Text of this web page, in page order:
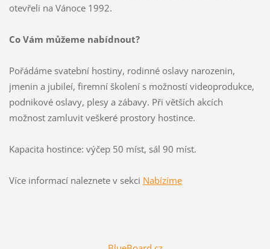
otevřeli na Vánoce 1992.
Co Vám můžeme nabídnout?
Pořádáme svatební hostiny, rodinné oslavy narozenin,
jmenin a jubileí, firemní školení s možností videoprodukce,
podnikové oslavy, plesy a zábavy. Při větších akcích
možnost zamluvit veškeré prostory hostince.
Kapacita hostince: výčep 50 míst, sál 90 míst.
Více informací naleznete v sekci Nabízíme